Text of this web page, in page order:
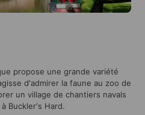
propose une grande variété
d'admirer la faune au zoo de
un village de chantiers navals
Buckler's Hard.